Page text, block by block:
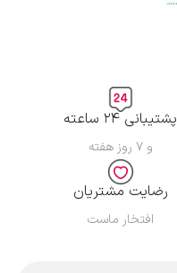
پشتیبانی ۲۴ ساعته
و ۷ روز هفته
رضایت مشتریان
افتخار ماست